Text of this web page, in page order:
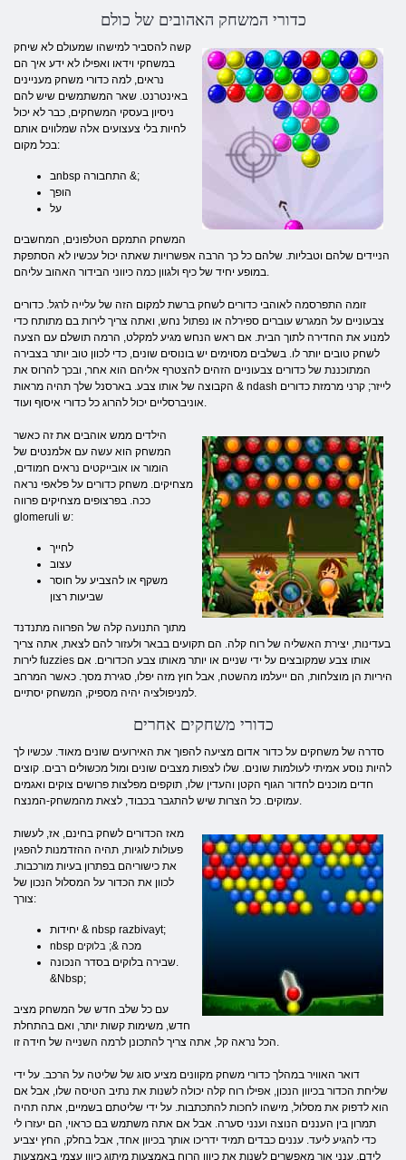
כדורי המשחק האהובים של כולם
קשה להסביר למישהו שמעולם לא שיחק
במשחקי וידאו ואפילו לא ידע איך הם
נראים, למה כדורי משחק מעניינים
באינטרנט. שאר המשתמשים שיש להם
ניסיון בעסקי המשחקים, כבר לא יכול
לחיות בלי צעצועים אלה שמלווים אותם
בכל מקום:
בnbsp התחבורה &;
הופך
המשחק התמקם הטלפונים, המחשבים
הניידים שלהם וטבליות. שלהם כל כך הרבה אפשרויות שאתה יכול עכשיו לא הסתפקת
במופע יחיד של כיף ולגוון כמה כיווני הבידור האהוב עליהם.
זומה התפרסמה לאוהבי כדורים לשחק ברשת למקום הזה של עלייה לרגל. כדורים
צבעוניים על המגרש עוברים ספירלה או נפתול נחש, ואתה צריך לירות בם מתותח כדי
למנוע את החדירה לתוך הבית. אם ראש הנחש מגיע למקלט, הרמה תושלם עם הצעה
לשחק טובים יותר לו. בשלבים מסוימים יש בונוסים שונים, כדי לכוון טוב יותר בצבירה
המתוכננת של כדורים צבעוניים הזהים להצטרף אליהם הוא אחר, ובכך להרוס את
הקבוצה של אותו צבע. בארסנל שלך תהיה מראות & ndash לייזר; קרני מרמזת כדורים
אוניברסליים יכול להרוג כל כדורי איסוף ועוד.
הילדים ממש אוהבים את זה כאשר
המשחק הוא עשה עם אלמנטים של
הומור או אובייקטים נראים חמודים,
מצחיקים. משחק כדורים על פלאפי נראה
ככה. בפרצופים מצחיקים פרווה
glomeruli ש:
משקף או להצביע על חוסר
מתוך התנועה קלה של הפרווה מתנדנד
בעדינות, יצירת האשליה של רוח קלה. הם תקועים בבאר ולעזור להם לצאת, אתה צריך
לירות fuzzies אותו צבע שמקובצים על ידי שניים או יותר מאותו צבע הכדורים. אם
היריות הן מוצלחות, הם ייעלמו מהשטח, אבל חוץ מזה יפלו, סגירת מסך. כאשר המרחב
למניפולציה יהיה מספיק, המשחק יסתיים.
כדורי משחקים אחרים
סדרה של משחקים על כדור אדום מציעה להפוך את האירועים שונים מאוד. עכשיו לך
להיות נוסע אמיתי לעולמות שונים. שלו לצפות מצבים שונים ומול מכשולים רבים. קוצים
חדים מוכנים לחדור הגוף הקטן והעדין שלו, תוקפים מפלצות פרושים צוקים ואגמים
עמוקים. כל הצרות שיש להתגבר בכבוד, לצאת מהמשחק-המנצח.
מאז הכדורים לשחק בחינם, אז, לעשות
פעולות לוגיות, תהיה ההזדמנות להפגין
את כישוריהם בפתרון בעיות מורכבות.
לכוון את הכדור על המסלול הנכון של
צורך:
יחידות & nbsp razbivayt;
nbsp מכה &; בלוקים
שבירה בלוקים בסדר הנכונה.
&Nbsp;
עם כל שלב חדש של המשחק מציב
חדש, משימות קשות יותר, ואם בהתחלת
הכל נראה קל, אתה צריך להתכונן לרמה השנייה של חידה זו.
דואר האוויר במהלך כדורי משחק מקוונים מציע סוג של שליטה על הרכב. על ידי
שליחת הכדור בכיוון הנכון, אפילו רוח קלה יכולה לשנות את נתיב הטיסה שלו, אבל אם
הוא לדפוק את מסלול, מישהו לחכות להתכתבות. על ידי שליטתם בשמיים, אתה תהיה
תמרון בין העננים הנוצה וענני סערה. אבל אם אתה משתמש בם כראוי, הם יעזרו לי
כדי להגיע ליעד. עננים כבדים תמיד ידריכו אותך בכיוון אחד, אבל בחלק, החץ יצביע
לידם. ענני אור מאפשרים לשנות את כיוון הרוח באמצעות מיתוג כיוון עצמי באמצעות